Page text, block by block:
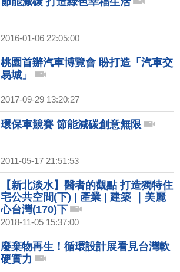
2016-01-06 22:05:00
桃園首辦汽車博覽會 盼打造「汽車交
易城」
2017-09-29 13:20:27
環保車競賽 節能減碳創意無限
2011-05-17 21:51:53
【新北淡水】醫者的觀點 打造獨特住
宅公共空間(下) | 產業 | 建築 ｜美麗
心台灣(170)下
2018-11-05 15:37:00
廢棄物再生！循環設計展看見台灣軟
硬實力